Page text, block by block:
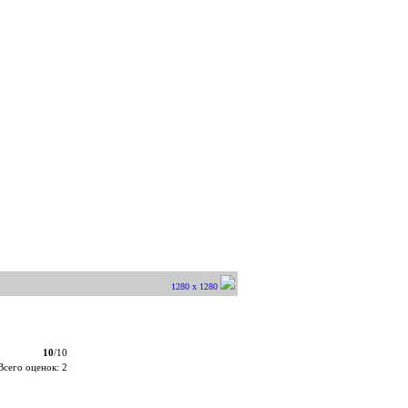
1280 x 1280
10/10
оценок: 2